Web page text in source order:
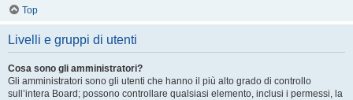
Top
Livelli e gruppi di utenti
Cosa sono gli amministratori?
Gli amministratori sono gli utenti che hanno il più alto grado di controllo
sull’intera Board; possono controllare qualsiasi elemento, inclusi i permessi, la